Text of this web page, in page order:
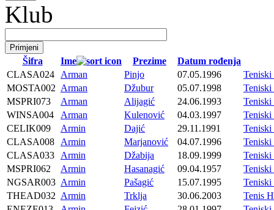
Klub
Šifra Ime Prezime
Datum rođenja
CLASA024
Arman Pinjo 07.05.1996
MOSTA002 Arman Džubur 05.07.1998
MSPRI073
Arman Alijagić 24.06.1993
WINSA004
Arman Kulenović 04.03.1997
CELIK009
Armin Dajić 29.11.1991
CLASA008
Armin Marjanović 04.07.1996
CLASA033
Armin Džabija 18.09.1999
MSPRI062
Armin Hasanagić 09.04.1957
NGSAR003 Armin Pašagić 15.07.1995
THEAD032 Armin Trklja 30.06.2003
Tenis